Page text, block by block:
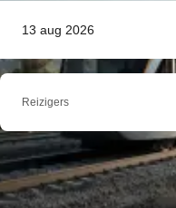
13 aug 2026
Reizigers